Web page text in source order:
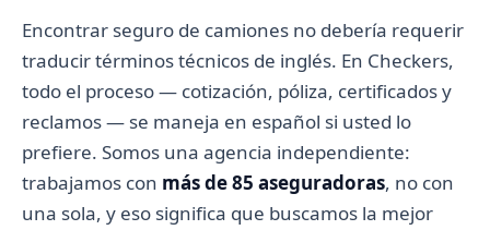
Encontrar seguro de camiones no debería requerir
traducir términos técnicos de inglés. En Checkers,
todo el proceso — cotización, póliza, certificados y
reclamos — se maneja en español si usted lo
prefiere. Somos una agencia independiente:
trabajamos con más de 85 aseguradoras, no con
una sola, y eso significa que buscamos la mejor